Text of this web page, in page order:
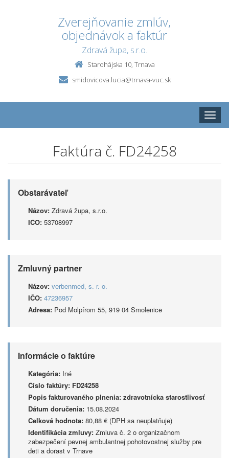
Zverejňovanie zmlúv,
objednávok a faktúr
Zdravá župa, s.r.o.
Starohájska 10, Trnava
smidovicova.lucia@trnava-vuc.sk
Toggle
Faktúra č. FD24258
Obstarávateľ
Názov: Zdravá župa, s.r.o.
IČO: 53708997
Zmluvný partner
Názov: verbenmed, s. r. o.
IČO: 47236957
Adresa: Pod Molpírom 55, 919 04 Smolenice
Informácie o faktúre
Kategória: Iné
Číslo faktúry: FD24258
Popis fakturovaného plnenia: zdravotnícka starostlivosť
Dátum doručenia: 15.08.2024
Celková hodnota: 80,88 € (DPH sa neuplatňuje)
Identifikácia zmluvy: Zmluva č. 2 o organizačnom
zabezpečení pevnej ambulantnej pohotovostnej služby pre
deti a dorast v Trnave